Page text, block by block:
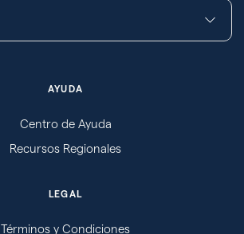
AYUDA
Centro de Ayuda
Recursos Regionales
LEGAL
Términos y Condiciones